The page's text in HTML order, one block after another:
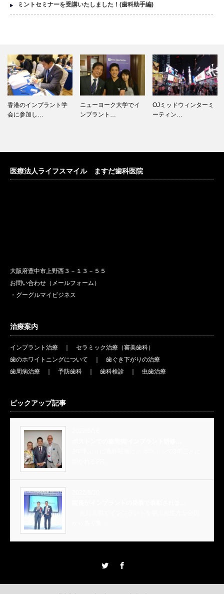
ミントセミナーを受講いたしました！(歯科助手編)
香港のインプラント学
会に参加し…
ニューヨーク大学でイ
ンプラント…
OJミッドウィンターミ
ーティン…
医療法人ライフスマイル ますだ歯科医院
大阪府豊中市上野西３－１３－５５
お問い合わせ（メールフォーム）
・グーグルマイビジネス
治療案内
インプラント治療 ｜ セラミック治療（審美歯科）
歯のホワイトニングについて ｜ 歯ぐき下がりの治療
歯周病治療 ｜ 予防歯科 ｜ 歯科検診 ｜ 虫歯治療
ピックアップ記事